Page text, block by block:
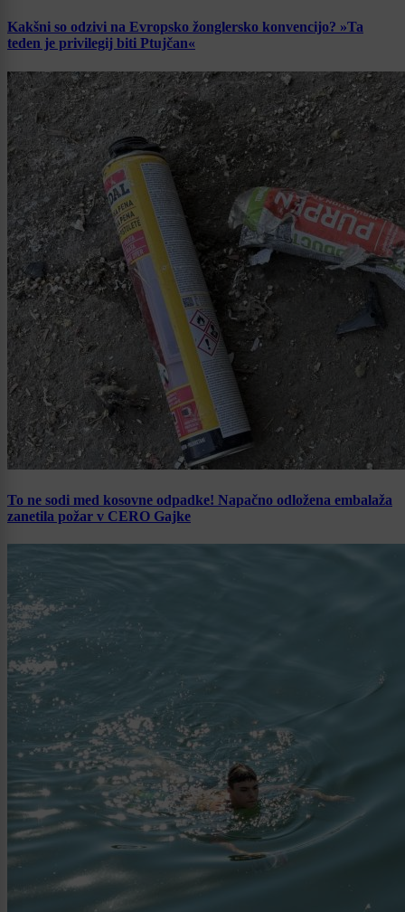
Kakšni so odzivi na Evropsko žonglersko konvencijo? »Ta
teden je privilegij biti Ptujčan«
To ne sodi med kosovne odpadke! Napačno odložena embalaža
zanetila požar v CERO Gajke